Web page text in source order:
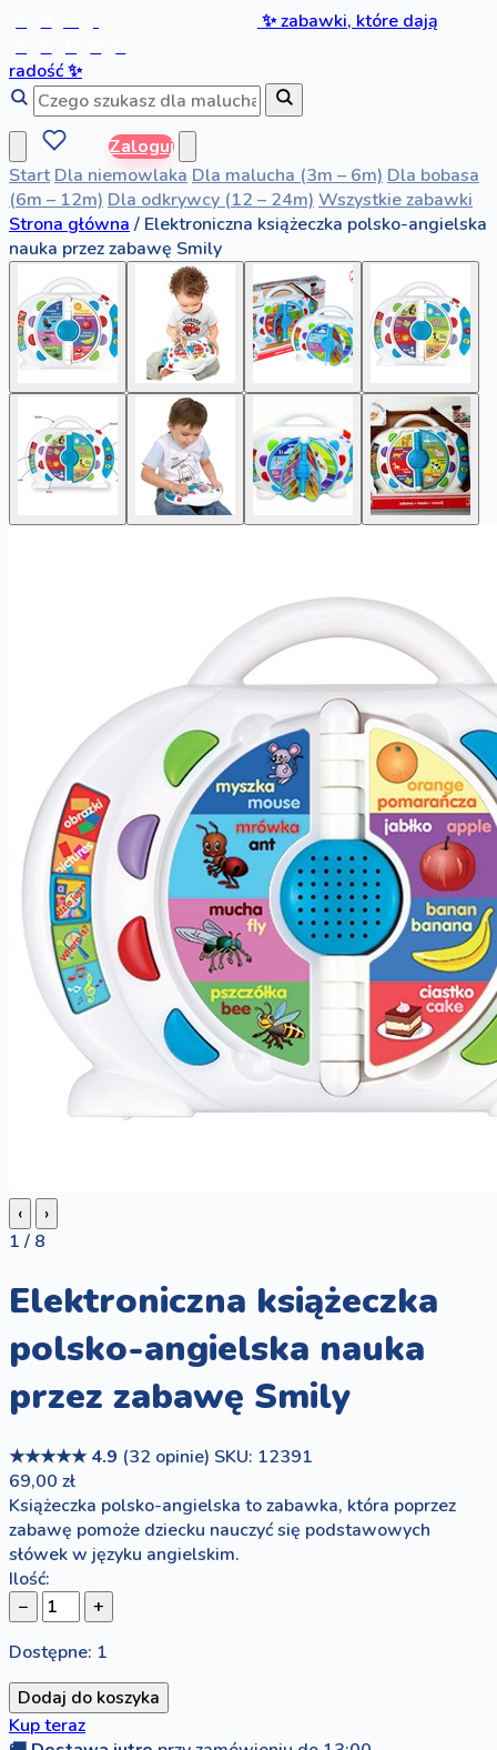
✨zabawki, które dają
radość✨
Zaloguj
Start Dla niemowlaka Dla malucha (3m – 6m) Dla bobasa
(6m – 12m) Dla odkrywcy (12 – 24m) Wszystkie zabawki
Strona główna / Elektroniczna książeczka polsko-angielska
nauka przez zabawę Smily
‹
›
1 / 8
Elektroniczna książeczka
polsko-angielska nauka
przez zabawę Smily
★★★★★ 4.9 (32 opinie) SKU: 12391
69,00 zł
Książeczka polsko-angielska to zabawka, która poprzez
zabawę pomoże dziecku nauczyć się podstawowych
słówek w języku angielskim.
Ilość:
−
+
Dostępne: 1
Dodaj do koszyka
Kup teraz